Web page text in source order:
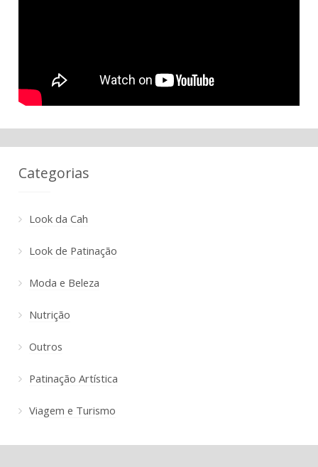
Categorias
Look da Cah
Look de Patinação
Moda e Beleza
Nutrição
Outros
Patinação Artística
Viagem e Turismo